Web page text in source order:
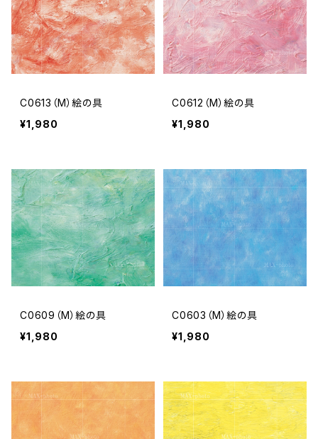
C0613（M）絵の具
¥1,980
C0612（M）絵の具
¥1,980
C0609（M）絵の具
¥1,980
C0603（M）絵の具
¥1,980